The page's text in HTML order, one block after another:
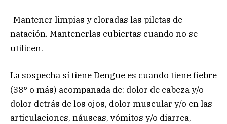
-Mantener limpias y cloradas las piletas de
natación. Mantenerlas cubiertas cuando no se
utilicen.
La sospecha sí tiene Dengue es cuando tiene fiebre
(38° o más) acompañada de: dolor de cabeza y/o
dolor detrás de los ojos, dolor muscular y/o en las
articulaciones, náuseas, vómitos y/o diarrea,